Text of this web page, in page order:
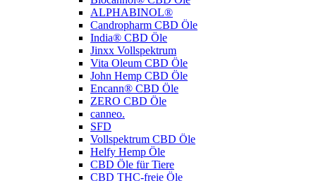
ALPHABINOL®
Candropharm CBD Öle
India® CBD Öle
Jinxx Vollspektrum
Vita Oleum CBD Öle
John Hemp CBD Öle
Encann® CBD Öle
ZERO CBD Öle
canneo.
SFD
Vollspektrum CBD Öle
Helfy Hemp Öle
CBD Öle für Tiere
CBD THC-freie Öle